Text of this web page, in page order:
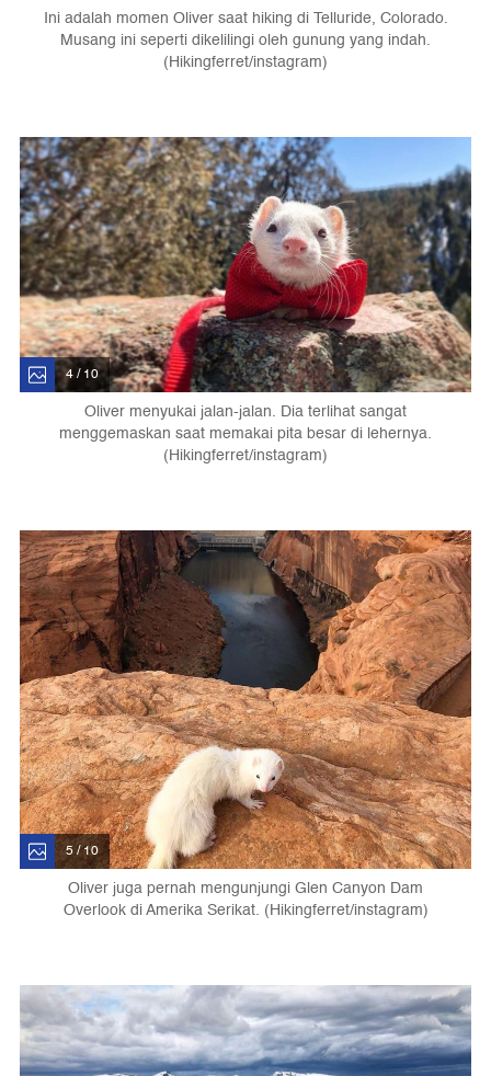
Ini adalah momen Oliver saat hiking di Telluride, Colorado.
Musang ini seperti dikelilingi oleh gunung yang indah.
(Hikingferret/instagram)
4 / 10
Oliver menyukai jalan-jalan. Dia terlihat sangat
menggemaskan saat memakai pita besar di lehernya.
(Hikingferret/instagram)
5 / 10
Oliver juga pernah mengunjungi Glen Canyon Dam
Overlook di Amerika Serikat. (Hikingferret/instagram)